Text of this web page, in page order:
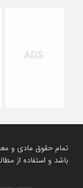
تمام حقوق مادی و
باشد و استفاده از